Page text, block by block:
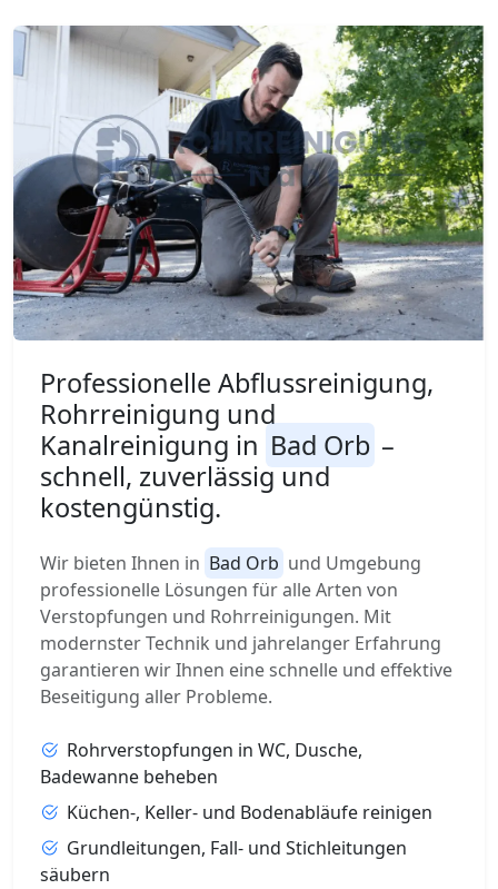
Professionelle Abflussreinigung,
Rohrreinigung und
Kanalreinigung in Bad Orb –
schnell, zuverlässig und
kostengünstig.
Wir bieten Ihnen in Bad Orb und Umgebung
professionelle Lösungen für alle Arten von
Verstopfungen und Rohrreinigungen. Mit
modernster Technik und jahrelanger Erfahrung
garantieren wir Ihnen eine schnelle und effektive
Beseitigung aller Probleme.
Rohrverstopfungen in WC, Dusche,
Badewanne beheben
Küchen-, Keller- und Bodenabläufe reinigen
Grundleitungen, Fall- und Stichleitungen
säubern